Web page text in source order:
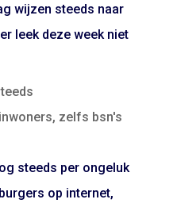
wijzen steeds naar
leek deze week niet
zelfs bsn's
steeds per ongeluk
op internet,